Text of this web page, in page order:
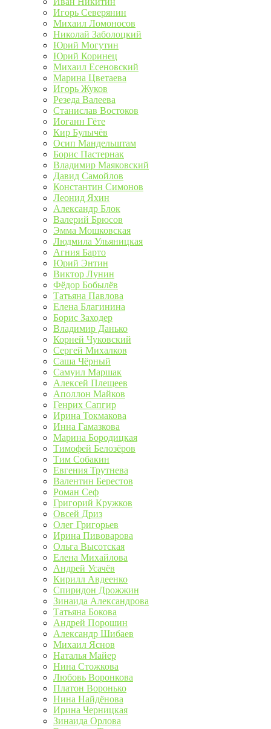
Игорь Северянин
Михаил Ломоносов
Николай Заболоцкий
Юрий Могутин
Юрий Коринец
Михаил Есеновский
Марина Цветаева
Игорь Жуков
Резеда Валеева
Станислав Востоков
Иоганн Гёте
Кир Булычёв
Осип Мандельштам
Борис Пастернак
Владимир Маяковский
Давид Самойлов
Константин Симонов
Леонид Яхин
Александр Блок
Валерий Брюсов
Эмма Мошковская
Людмила Ульяницкая
Агния Барто
Юрий Энтин
Виктор Лунин
Фёдор Бобылёв
Татьяна Павлова
Елена Благинина
Борис Заходер
Владимир Данько
Корней Чуковский
Сергей Михалков
Саша Чёрный
Самуил Маршак
Алексей Плещеев
Аполлон Майков
Генрих Сапгир
Ирина Токмакова
Инна Гамазкова
Марина Бородицкая
Тимофей Белозёров
Тим Собакин
Евгения Трутнева
Валентин Берестов
Роман Сеф
Григорий Кружков
Овсей Дриз
Олег Григорьев
Ирина Пивоварова
Ольга Высотская
Елена Михайлова
Андрей Усачёв
Кирилл Авдеенко
Спиридон Дрожжин
Зинаида Александрова
Татьяна Бокова
Андрей Порошин
Александр Шибаев
Михаил Яснов
Наталья Майер
Нина Стожкова
Любовь Воронкова
Платон Воронько
Нина Найдёнова
Ирина Черницкая
Зинаида Орлова